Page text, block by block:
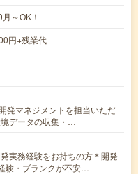
～OK！
円+残業代
発マネジメントを担当いただ
データの収集・…
実務経験をお持ちの方＊開発
験・ブランクが不安…